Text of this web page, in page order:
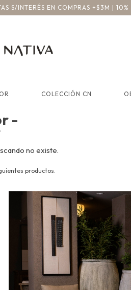
S/INTERÉS EN COMPRAS +$3M |
COLECCIÓN CN
-
no existe.
productos.